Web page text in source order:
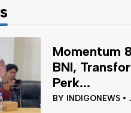
2026
Temui
Gubernur
Duka Do...
BY INDIGONEWS •